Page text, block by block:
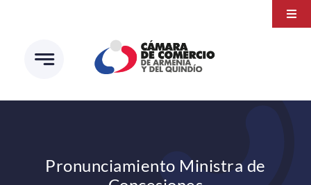
contenido
Pronunciamiento Ministra de